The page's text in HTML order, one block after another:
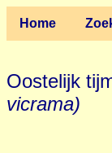
Home
Oostelijk
vicrama)